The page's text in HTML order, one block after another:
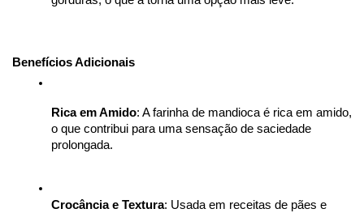
Benefícios Adicionais
Rica em Amido: A farinha de mandioca é rica em amido,
o que contribui para uma sensação de saciedade
prolongada.
Crocância e Textura: Usada em receitas de pães e